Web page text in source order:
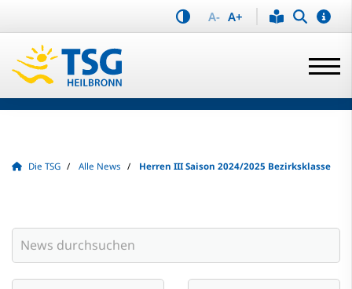
A- A+
Die TSG Alle News Herren III Saison 2024/2025 Bezirksklasse